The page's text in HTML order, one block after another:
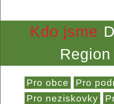
Kdo jsme
Region
Pro obce
Pro
Pro neziskovky